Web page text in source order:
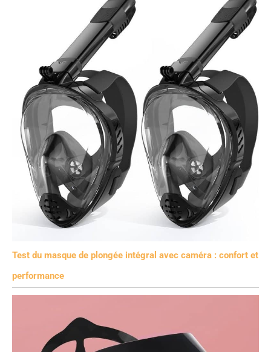
Test du masque de plongée intégral avec caméra : confort et
performance